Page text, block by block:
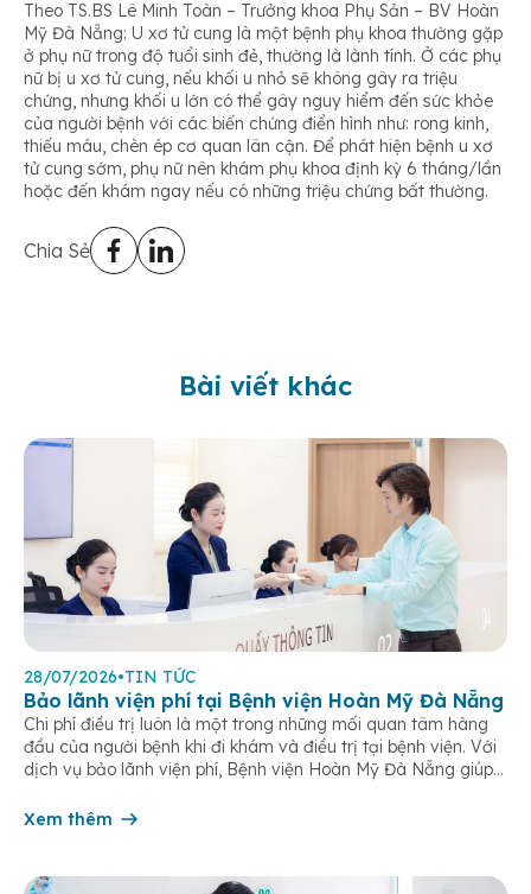
Theo TS.BS Lê Minh Toàn – Trưởng khoa Phụ Sản – BV Hoàn
Mỹ Đà Nẵng: U xơ tử cung là một bệnh phụ khoa thường gặp
ở phụ nữ trong độ tuổi sinh đẻ, thường là lành tính. Ở các phụ
nữ bị u xơ tử cung, nếu khối u nhỏ sẽ không gây ra triệu
chứng, nhưng khối u lớn có thể gây nguy hiểm đến sức khỏe
của người bệnh với các biến chứng điển hình như: rong kinh,
thiếu máu, chèn ép cơ quan lân cận. Để phát hiện bệnh u xơ
tử cung sớm, phụ nữ nên khám phụ khoa định kỳ 6 tháng/lần
hoặc đến khám ngay nếu có những triệu chứng bất thường.
Chia Sẻ
Bài viết khác
28/07/2026•TIN TỨC
Bảo lãnh viện phí tại Bệnh viện Hoàn Mỹ Đà Nẵng
Chi phí điều trị luôn là một trong những mối quan tâm hàng
đầu của người bệnh khi đi khám và điều trị tại bệnh viện. Với
dịch vụ bảo lãnh viện phí, Bệnh viện Hoàn Mỹ Đà Nẵng giúp
tục thanh toán […]
Xem thêm